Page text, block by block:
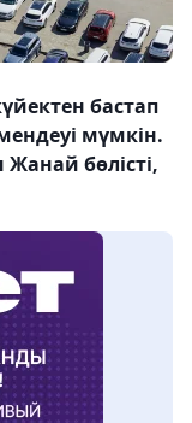
бастап
мүмкін.
бөлісті,